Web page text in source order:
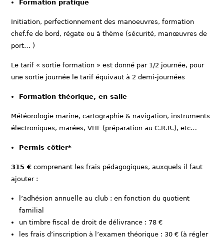
Formation pratique
Initiation, perfectionnement des manoeuvres, formation
chef.fe de bord, régate ou à thème (sécurité, manœuvres de
port… )
Le tarif « sortie formation » est donné par 1/2 journée, pour
une sortie journée le tarif équivaut à 2 demi-journées
Formation théorique, en salle
Météorologie marine, cartographie & navigation, instruments
électroniques, marées, VHF (préparation au C.R.R.), etc…
Permis côtier*
315 € comprenant les frais pédagogiques, auxquels il faut
ajouter :
l’adhésion annuelle au club : en fonction du quotient
familial
un timbre fiscal de droit de délivrance : 78 €
les frais d’inscription à l’examen théorique : 30 € (à régler